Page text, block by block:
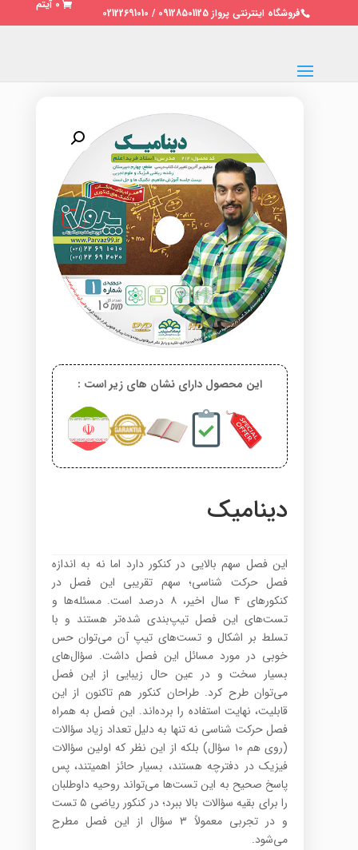
فروشگاه اینترنتی پرواز 09128501125 / 02122691010
0 آیتم
این محصول دارای نشان های زیر است :
دینامیک
این فصل سهم بالایی در کنکور دارد اما نه به اندازه
فصل حرکت شناسی؛ سهم تقریبی این فصل در
کنکورهای ۴ سال اخیر، ۸ درصد است. مسئله‌ها و
تست‌های این فصل تیپ‌بندی شده‌تر هستند و با
تسلط بر اشکال و تست‌های تیپ آن می‌توان حس
خوبی در مورد مسائل این فصل داشت. سؤال‌های
بسیار سخت و در عین حال زیبایی از این فصل
می‌توان طرح کرد. طراحان کنکور هم تاکنون از این
قابلیت، نهایت استفاده را‌ برده‌اند. این فصل به همراه
فصل حرکت شناسی نه تنها به دلیل تعداد زیاد سؤالات
(روی هم ۱۰ سؤال) بلکه از این نظر که اولین سؤالات
فیزیک در دفترچه هستند، بسیار حائز اهمیتند، پس
پاسخ صحیح به این تست‌ها می‌تواند روحیه داوطلبان
را برای بقیه سؤالات بالا ببرد؛ در کنکور ریاضی ۵ تست
و در تجربی معمولاً ۳ سؤال از این فصل مطرح
می‌شود.